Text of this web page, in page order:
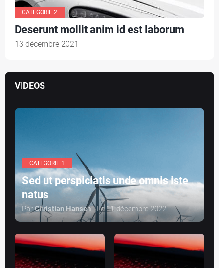
CATEGORIE 2
Deserunt mollit anim id est laborum
13 décembre 2021
VIDEOS
CATEGORIE 1
Sed ut perspiciatis unde omnis iste
natus
ParChristian Hansen- Le 11 décembre 2022